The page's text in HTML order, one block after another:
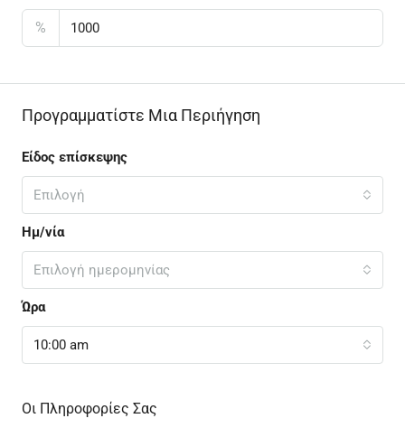
%
Προγραμματίστε Μια Περιήγηση
Είδος επίσκεψης
Επιλογή
Ημ/νία
Επιλογή ημερομηνίας
Ώρα
10:00 am
Οι Πληροφορίες Σας